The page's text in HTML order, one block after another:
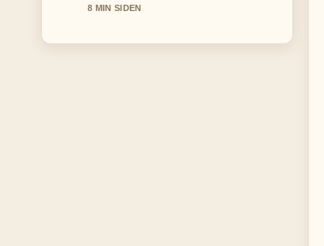
8 MIN SIDEN